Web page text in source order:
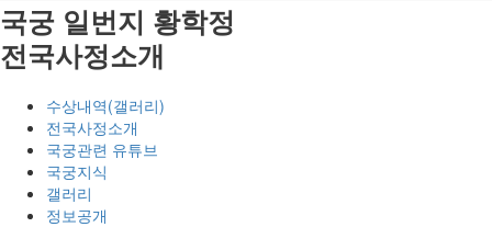
국궁 일번지 황학정
전국사정소개
수상내역(갤러리)
전국사정소개
국궁관련 유튜브
국궁지식
갤러리
정보공개